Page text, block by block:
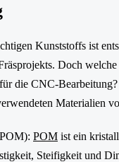
Kunststoffs ist
Doch
die CNC-
Materialien
POM ist ein
Steifigkeit und